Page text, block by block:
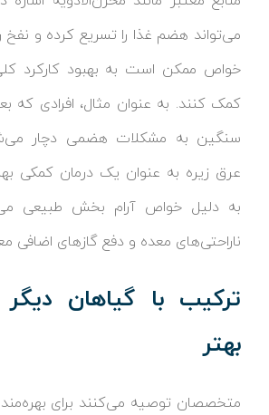
می‌تواند هضم غذا را تسریع کرده و
خواص ممکن است به بهبود کارکرد
کمک کنند. به عنوان مثال، افرادی که
سنگین به مشکلات هضمی دچار
عرق زیره به عنوان یک درمان کمکی
به دلیل خواص آرام‌ بخش طبیعی
ناراحتی‌های معده و دفع گازهای اضافی
ترکیب با گیاهان دیگر
بهتر
متخصصان توصیه می‌کنند برای